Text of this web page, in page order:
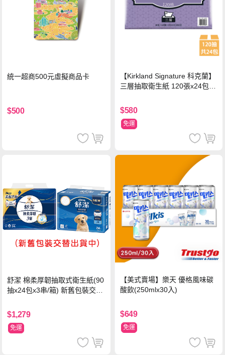
統一超商500元虛擬商品卡
$500
【Kirkland Signature 科克蘭】
三層抽取衛生紙 120張x24包x1
$580
免運
舒潔 棉柔厚韌抽取式衛生紙(90
抽x24包x3串/箱) 新舊包裝交替
$1,279
免運
【美式賣場】樂天 優格風味碳
酸飲(250mlx30入)
$649
免運